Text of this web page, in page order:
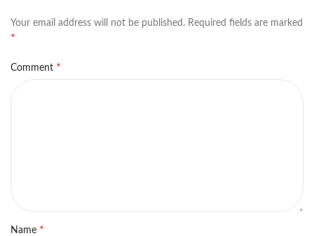
Your email address will not be published. Required fields are marked
*
Comment *
Name *